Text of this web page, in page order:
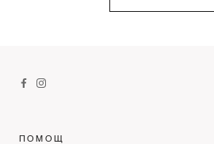
ПОМОЩ